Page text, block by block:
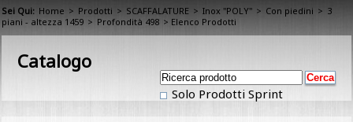
Sei Qui: Home > Prodotti > SCAFFALATURE > Inox "POLY" > Con piedini > 3
piani - altezza 1459 > Profondità 498 > Elenco Prodotti
Catalogo
Solo Prodotti Sprint